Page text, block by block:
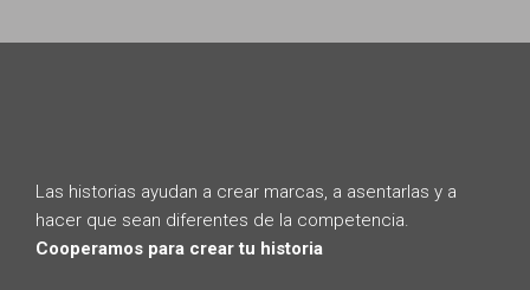
Las historias ayudan a crear marcas, a asentarlas y a
hacer que sean diferentes de la competencia.
Cooperamos para crear tu historia